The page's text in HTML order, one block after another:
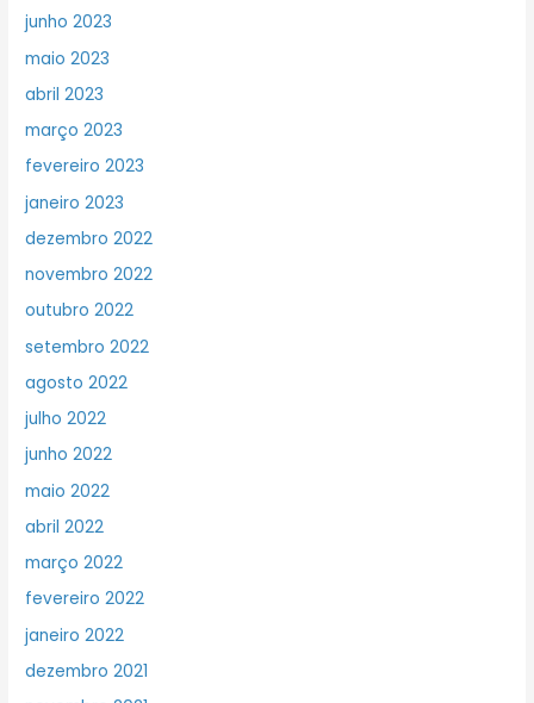
junho 2023
maio 2023
abril 2023
março 2023
fevereiro 2023
janeiro 2023
dezembro 2022
novembro 2022
outubro 2022
setembro 2022
agosto 2022
julho 2022
junho 2022
maio 2022
abril 2022
março 2022
fevereiro 2022
janeiro 2022
dezembro 2021